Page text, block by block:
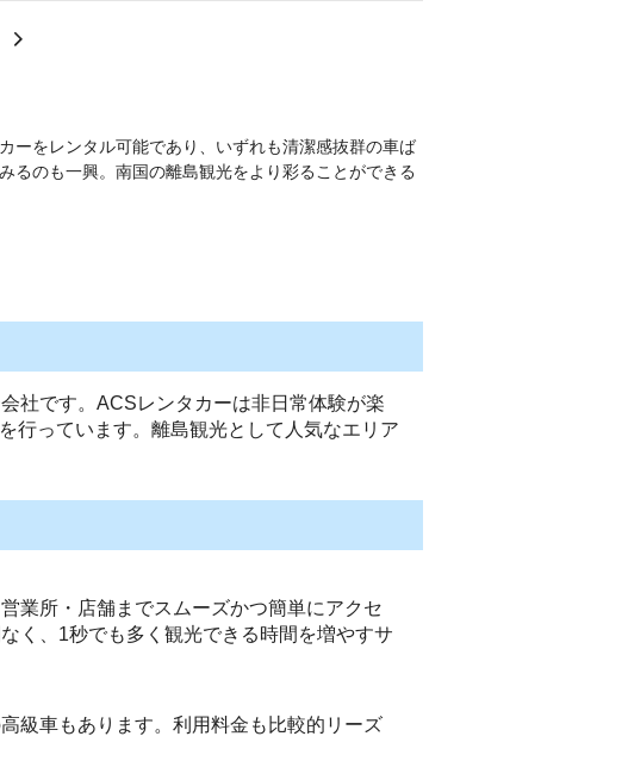
ーをレンタル可能であり、いずれも清潔感抜群の車ば
るのも一興。南国の離島観光をより彩ることができる
社です。ACSレンタカーは非日常体験が楽
行っています。離島観光として人気なエリア
業所・店舗までスムーズかつ簡単にアクセ
く、1秒でも多く観光できる時間を増やすサ
級車もあります。利用料金も比較的リーズ